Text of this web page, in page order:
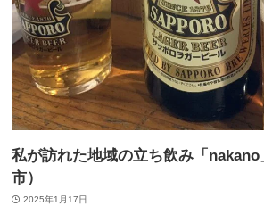
私が訪れた地域の立ち飲み「
市）
2025年1月17日